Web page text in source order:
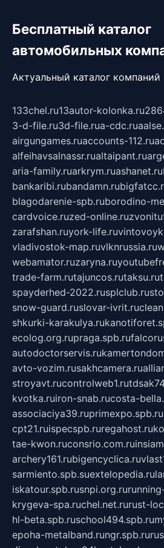
Бесплатный каталог
автомобильных
Актуальный каталог
133chel.ru13autor-kolonka.ru
3-d-file.ru3d-file.rua-cdc.ru
airgungames.ruaccounts-112.ru
alfeihavsalnassr.rualtaipant.ru
aria-family.ruarkrym.ruashanet.ru
bankaribi.rubandamn.ru
blagodarenie-spb.ruborodino-
cardvoice.ruzed-online.ru
zarafshan.ruyork-life.ru
vladivostok-map.ruvlknrussia.ru
webamator.ruzaryna.ru
trade-farm.rutajuncos.rutaksu.ru
spayderhed-2022.rusplclub.ru
snow-guard.ruslovar-ivrit.ru
shkurki-karakulya.ru
ecolog.org.rupraga.spb.ru
autodoctorservis.ru
avto-vozim.rusakhcamera.ru
stroyavt.rucontrolweb1.ru
kvotka.ruiron-snab.rucosta-
associaciya39.ruprimexpo.spb.ru
cpt21.ruispecspb.ruregahost.ru
tae-kwon.ruconsrio.com.ru
archery161.rubigencyclica.ru
sarmiento.spb.suextelopedia.ru
iskatour.spb.rusnpi.org.ru
krygeva-spa.ruchel.net.rurust-
hl-beta.spb.ruschool494.spb.ru
epoha-metalband.rungr.spb.ru